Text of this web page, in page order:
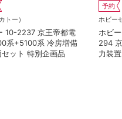
カトー 2024-1 C57 1